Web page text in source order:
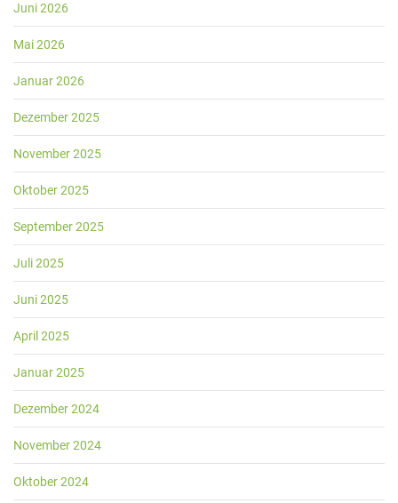
Juni 2026
Mai 2026
Januar 2026
Dezember 2025
November 2025
Oktober 2025
September 2025
Juli 2025
Juni 2025
April 2025
Januar 2025
Dezember 2024
November 2024
Oktober 2024